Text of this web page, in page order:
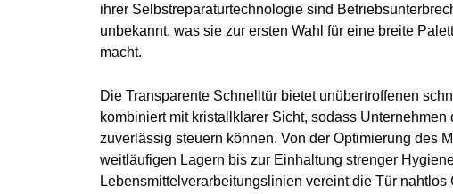
ihrer Selbstreparaturtechnologie sind
unbekannt, was sie zur ersten Wahl für eine breite
macht.
Die Transparente Schnelltür bietet unübertroffenen
kombiniert mit kristallklarer Sicht, sodass Unternehmen
zuverlässig steuern können. Von der Optimierung des
weitläufigen Lagern bis zur Einhaltung strenger
Lebensmittelverarbeitungslinien vereint die Tür nahtlos